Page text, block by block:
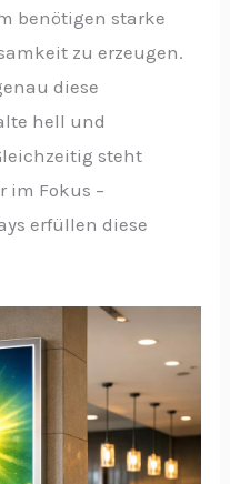
benötigen starke
zu erzeugen.
diese
hell und
steht
Fokus –
erfüllen diese